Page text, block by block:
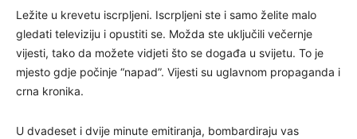
Ležite u krevetu iscrpljeni. Iscrpljeni ste i samo želite malo
gledati televiziju i opustiti se. Možda ste uključili večernje
vijesti, tako da možete vidjeti što se događa u svijetu. To je
mjesto gdje počinje “napad”. Vijesti su uglavnom propaganda i
crna kronika.
U dvadeset i dvije minute emitiranja, bombardiraju vas